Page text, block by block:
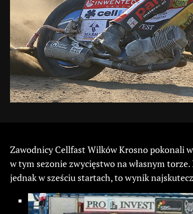
Zawodnicy Cellfast Wilków Krosno pokonali
w tym sezonie zwycięstwo na własnym
jednak w sześciu startach, to wynik